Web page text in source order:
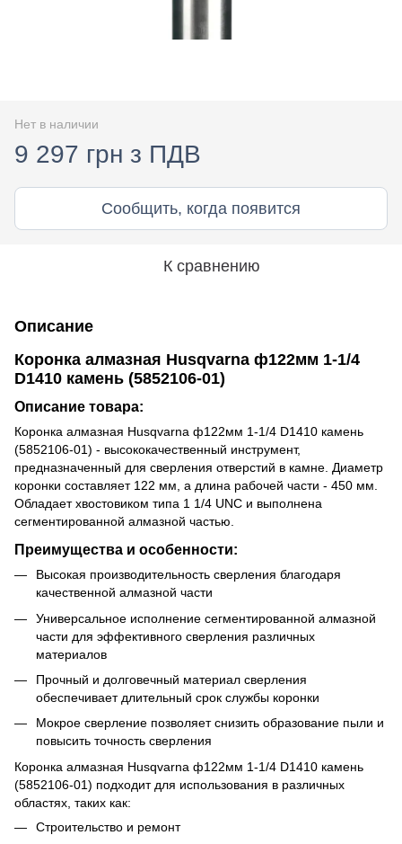
Нет в наличии
9 297 грн з ПДВ
Сообщить, когда появится
К сравнению
Описание
Коронка алмазная Husqvarna ф122мм 1-1/4
D1410 камень (5852106-01)
Описание товара:
Коронка алмазная Husqvarna ф122мм 1-1/4 D1410 камень
(5852106-01) - высококачественный инструмент,
предназначенный для сверления отверстий в камне. Диаметр
коронки составляет 122 мм, а длина рабочей части - 450 мм.
Обладает хвостовиком типа 1 1/4 UNC и выполнена
сегментированной алмазной частью.
Преимущества и особенности:
Высокая производительность сверления благодаря
качественной алмазной части
Универсальное исполнение сегментированной алмазной
части для эффективного сверления различных
материалов
Прочный и долговечный материал сверления
обеспечивает длительный срок службы коронки
Мокрое сверление позволяет снизить образование пыли и
повысить точность сверления
Коронка алмазная Husqvarna ф122мм 1-1/4 D1410 камень
(5852106-01) подходит для использования в различных
областях, таких как:
Строительство и ремонт